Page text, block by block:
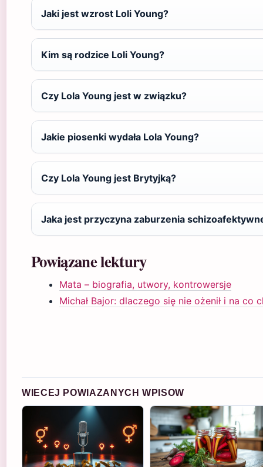
Jaki jest wzrost Loli Young?
Kim są rodzice Loli Young?
Czy Lola Young jest w związku?
Jakie piosenki wydała Lola Young?
Czy Lola Young jest Brytyjką?
Jaka jest przyczyna zaburzenia
Powiązane lektury
Mata – biografia, utwory, kontrowersje
Michał Bajor: dlaczego się nie ożenił i na co
WIECEJ POWIAZANYCH WPISOW